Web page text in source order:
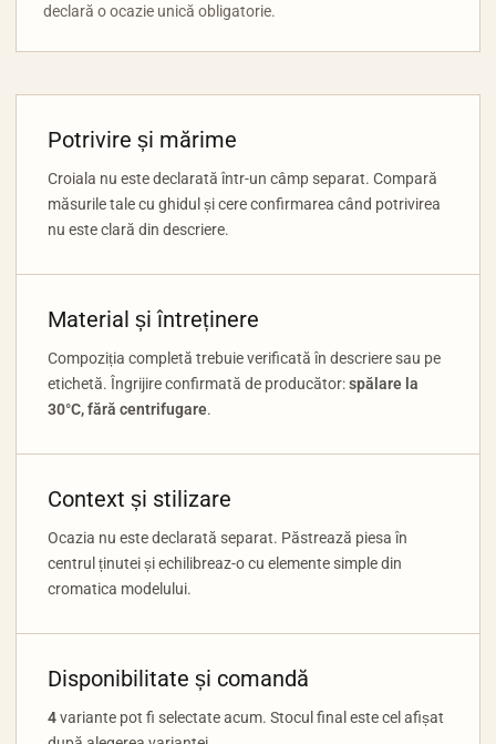
declară o ocazie unică obligatorie.
Potrivire și mărime
Croiala nu este declarată într-un câmp separat. Compară
măsurile tale cu ghidul și cere confirmarea când potrivirea
nu este clară din descriere.
Material și întreținere
Compoziția completă trebuie verificată în descriere sau pe
etichetă. Îngrijire confirmată de producător:spălare la
30°C, fără centrifugare.
Context și stilizare
Ocazia nu este declarată separat. Păstrează piesa în
centrul ținutei și echilibreaz-o cu elemente simple din
cromatica modelului.
Disponibilitate și comandă
4variante pot fi selectate acum. Stocul final este cel afișat